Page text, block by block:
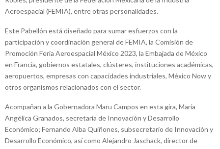
Aeroespacial (FEMIA), entre otras personalidades.
Este Pabellón está diseñado para sumar esfuerzos con la
participación y coordinación general de FEMIA, la Comisión de
Promoción Feria Aeroespacial México 2023, la Embajada de México
en Francia, gobiernos estatales, clústeres, instituciones académicas,
aeropuertos, empresas con capacidades industriales, México Now y
otros organismos relacionados con el sector.
Acompañan a la Gobernadora Maru Campos en esta gira, María
Angélica Granados, secretaria de Innovación y Desarrollo
Económico; Fernando Alba Quiñones, subsecretario de Innovación y
Desarrollo Económico, así como Alejandro Jaschack, director de